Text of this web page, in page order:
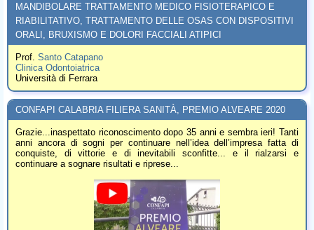
MANDIBOLARE TRATTAMENTO MEDICO FISIOTERAPICO E
RIABILITATIVO, TRATTAMENTO DELLE OSAS CON DISPOSITIVI
ORALI, BRUXISMO E DOLORI FACCIALI ATIPICI
Prof. Santo Catapano
Clinica Odontoiatrica
Università di Ferrara
CONFAPI CALABRIA FILIERA SANITÀ, PREMIO ALVEARE 2020
Grazie...inaspettato riconoscimento dopo 35 anni e sembra ieri! Tanti
anni ancora di sogni per continuare nell’idea dell’impresa fatta di
conquiste, di vittorie e di inevitabili sconfitte... e il rialzarsi e
continuare a sognare risultati e riprese...